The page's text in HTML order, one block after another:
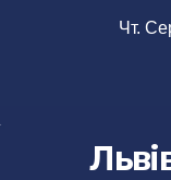
Чт.